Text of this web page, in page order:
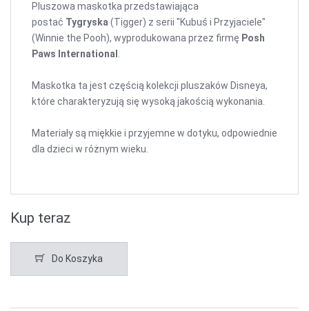
Pluszowa maskotka przedstawiająca
postać Tygryska (Tigger) z serii "Kubuś i Przyjaciele"
(Winnie the Pooh), wyprodukowana przez firmę Posh
Paws International
Maskotka ta jest częścią kolekcji pluszaków Disneya,
które charakteryzują się wysoką jakością wykonania.
Materiały są miękkie i przyjemne w dotyku, odpowiednie
dla dzieci w różnym wieku.
Kup teraz
Do Koszyka